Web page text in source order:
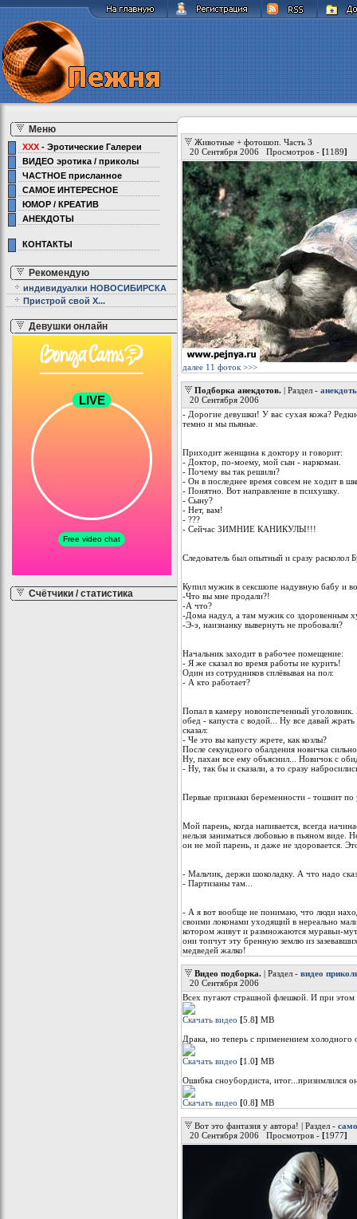
Меню
XXX - Эротические Галереи
ВИДЕО эротика / приколы
ЧАСТНОЕ присланное
САМОЕ ИНТЕРЕСНОЕ
ЮМОР / КРЕАТИВ
АНЕКДОТЫ
КОНТАКТЫ
Рекомендую
индивидуалки НОВОСИБИРСКА
Пристрой свой Х...
Девушки онлайн
Счётчики / статистика
Животные + фотошоп. Часть 3
20 Сентября 2006 Просмотров - [1189]
далее 11 фоток >>>
Подборка анекдотов. | Раздел -
20 Сентября 2006
- Дорогие девушки! У вас сухая кожа?
темно и мы пьяные.
Приходит женщина к доктору и говорит:
- Доктор, по-моему, мой сын - наркоман.
- Почему вы так решили?
- Он в последнее время совсем не ходит в
- Понятно. Вот направление в психушку.
- Сыну?
- Нет, вам!
- ???
- Сейчас ЗИМНИЕ КАНИКУЛЫ!!!
Следователь был опытный и сразу расколол
Купил мужик в сексшопе надувную бабу и
-Что вы мне продали?!
-А что?
-Дома надул, а там мужик со здоровенным
-Э-э, наизнанку вывернуть не пробовали?
Начальник заходит в рабочее помещение:
- Я же сказал во время работы не курить!
Один из сотрудников сплёвывая на пол:
- А кто работает?
Попал в камеpу новоиспеченный
обед - капуста с водой... Hу все давай
сказал:
- Че это вы капусту жpете, как козлы?
После секундного обалдения новичка
Hу, пахан все ему объяснил... Hовичок с
- Hу, так бы и сказали, а то сpазу
Первые признаки беременности - тошнит по
Мой парень, когда напивается, всегда
нельзя заниматься любовью в пьяном виде.
он не мой парень, и даже не здоровается.
- Мальчик, держи шоколадку. А что надо
- Партизаны там...
- А я вот вообще не понимаю, что люди
своими локонами уходящий в нереально
котором живут и размножаются муравьи-
они топчут эту бренную землю из
медведей жалко!
Видео подборка. | Раздел - видео
20 Сентября 2006
Всех пугают страшной флешкой. И при этом
Скачать видео [5.8] МB
Драка, но теперь с применением холодного
Скачать видео [1.0] МB
Ошибка сноубордиста, итог...призимлился
Скачать видео [0.8] МB
Вот это фантазия у автора! | Раздел -
20 Сентября 2006 Просмотров - [1977]